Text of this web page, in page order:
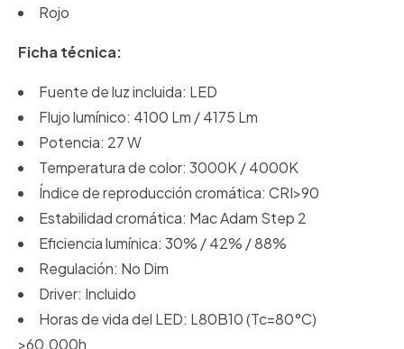
Rojo
Ficha técnica:
Fuente de luz incluida: LED
Flujo lumínico: 4100 Lm /4175 Lm
Potencia: 27 W
Temperatura de color: 3000K/4000K
Índice de reproducción cromática: CRI>90
Estabilidad cromática: Mac Adam Step 2
Eficiencia lumínica: 30% /42% /88%
Regulación: No Dim
Driver: Incluido
Horas de vida del LED: L80B10 (Tc=80°C)
>60.000h